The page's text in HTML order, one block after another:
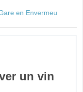
en Envermeu
un vin